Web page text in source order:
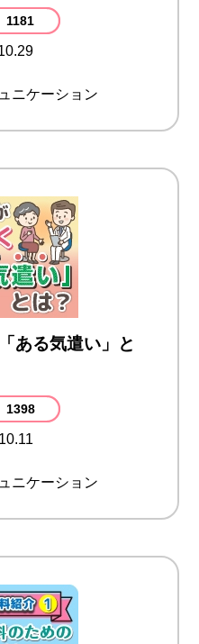
1181
ニケーション
ある気遣い」と
1398
ニケーション